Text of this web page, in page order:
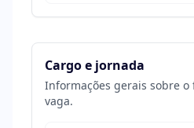
Cargo e jornada
Informações gerais sobre
vaga.